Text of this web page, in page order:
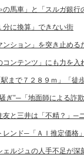
馬車」と「スルガ銀行
分に換算」できない街
ション」を突き止める
ンテンツ」にも力を入
まで７２８９ｍ」「徒
ぎ"─「地面師による詐
友と三井は「不精？」─
レンド─「ＡＩ推定価格
ェルジュの人手不足が深